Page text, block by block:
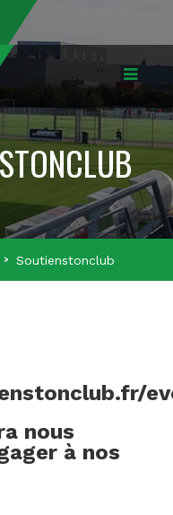
Soutienstonclub
nous
à nos